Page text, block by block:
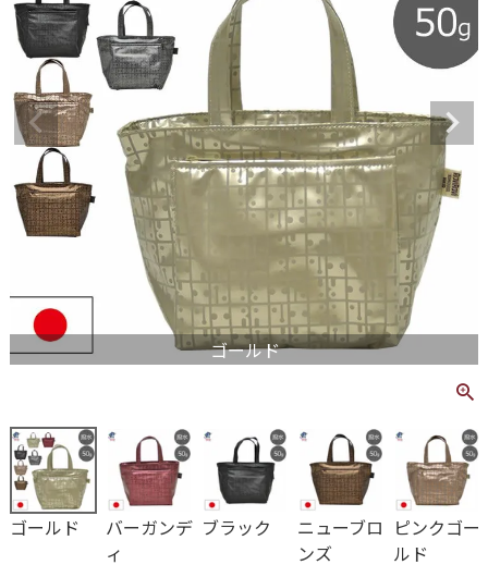
ゴールド
ゴールド
バーガンデ
ィ
ブラック
ニューブロ
ンズ
ピンクゴー
ルド